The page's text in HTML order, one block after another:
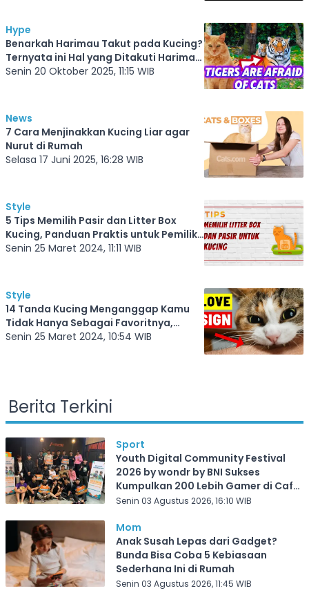
Hype
Benarkah Harimau Takut pada Kucing?
Ternyata ini Hal yang Ditakuti Harimau
dari Seekor Kucing
Senin 20 Oktober 2025, 11:15 WIB
News
7 Cara Menjinakkan Kucing Liar agar
Nurut di Rumah
Selasa 17 Juni 2025, 16:28 WIB
Style
5 Tips Memilih Pasir dan Litter Box
Kucing, Panduan Praktis untuk Pemilik
Kucing, Biar Tidak Salah Pilih Atau Beli
Senin 25 Maret 2024, 11:11 WIB
Style
14 Tanda Kucing Menganggap Kamu
Tidak Hanya Sebagai Favoritnya,
Tetapi Juga Sebagai Orang Tua
Senin 25 Maret 2024, 10:54 WIB
Berita Terkini
Sport
Youth Digital Community Festival
2026 by wondr by BNI Sukses
Kumpulkan 200 Lebih Gamer di Cafe
Frekuensi Depok
Senin 03 Agustus 2026, 16:10 WIB
Mom
Anak Susah Lepas dari Gadget?
Bunda Bisa Coba 5 Kebiasaan
Sederhana Ini di Rumah
Senin 03 Agustus 2026, 11:45 WIB